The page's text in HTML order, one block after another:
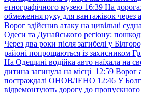
етнографічного музею 16:39 На
обмеження руху для вантажівок через
Ворог здійснив атаку на цивільні
Одеси та Дунайського регіону:
Через два роки після загибелі у
районі попрощаються із захисником
На Одещині водійка авто наїхала на
дитина загинула на місці 12:59 Ворог
постраждалі ОНОВЛЕНО 12:46 У
відремонтують дорогу до